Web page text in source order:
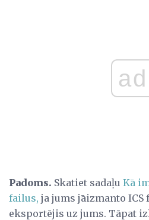
ad
Padoms. Skatiet sadaļu Kā
failus, ja jums jāizmanto
eksportējis uz jums. Tāpat